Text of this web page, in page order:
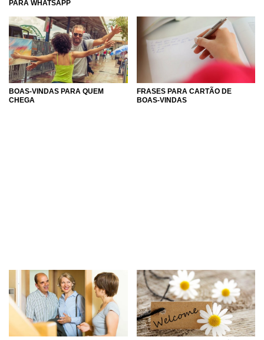
PARA WHATSAPP
BOAS-VINDAS PARA QUEM
CHEGA
FRASES PARA CARTÃO DE
BOAS-VINDAS